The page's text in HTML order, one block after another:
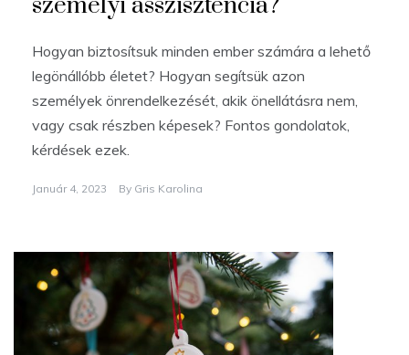
személyi asszisztencia?
Hogyan biztosítsuk minden ember számára a lehető
legönállóbb életet? Hogyan segítsük azon
személyek önrendelkezését, akik önellátásra nem,
vagy csak részben képesek? Fontos gondolatok,
kérdések ezek.
Január 4, 2023 By Gris Karolina